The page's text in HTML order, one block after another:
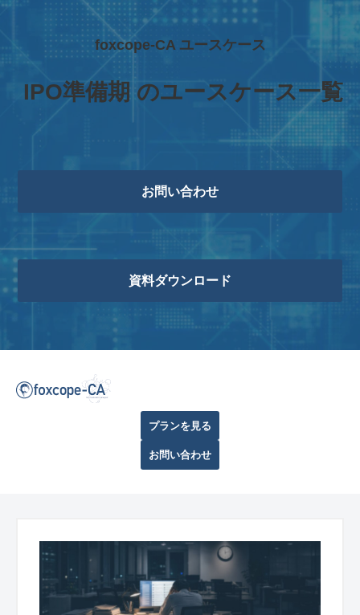
foxcope-CA ユースケース
IPO準備期 のユースケース一覧
お問い合わせ
資料ダウンロード
プランを見る
お問い合わせ